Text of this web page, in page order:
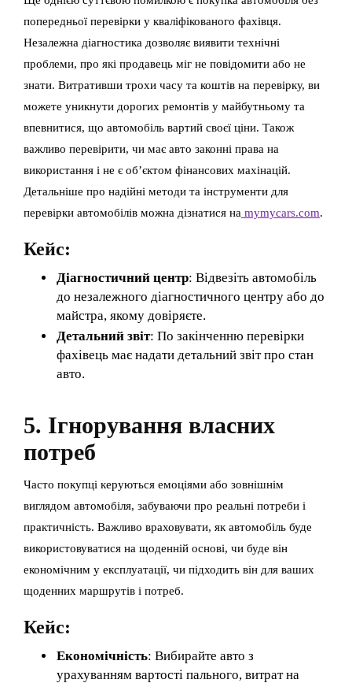
попередньої перевірки у кваліфікованого фахівця.
Незалежна діагностика дозволяє виявити технічні
проблеми, про які продавець міг не повідомити або не
знати. Витративши трохи часу та коштів на перевірку, ви
можете уникнути дорогих ремонтів у майбутньому та
впевнитися, що автомобіль вартий своєї ціни. Також
важливо перевірити, чи має авто законні права на
використання і не є об’єктом фінансових махінацій.
Детальніше про надійні методи та інструменти для
перевірки автомобілів можна дізнатися на mymycars.com.
Кейс:
Діагностичний центр: Відвезіть автомобіль
до незалежного діагностичного центру або до
майстра, якому довіряєте.
Детальний звіт: По закінченню перевірки
фахівець має надати детальний звіт про стан
авто.
5. Ігнорування власних
потреб
Часто покупці керуються емоціями або зовнішнім
виглядом автомобіля, забуваючи про реальні потреби і
практичність. Важливо враховувати, як автомобіль буде
використовуватися на щоденній основі, чи буде він
економічним у експлуатації, чи підходить він для ваших
щоденних маршрутів і потреб.
Кейс:
Економічність: Вибирайте авто з
урахуванням вартості пального, витрат на